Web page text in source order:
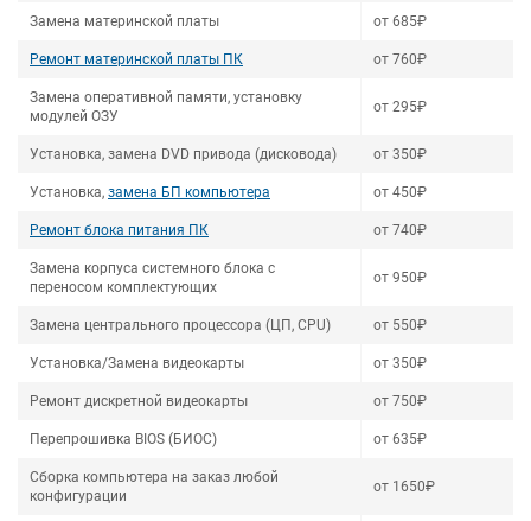
Замена материнской платы от 685₽
Ремонт материнской платы ПК от 760₽
Замена оперативной памяти, установку
модулей ОЗУ
от 295₽
Установка, замена DVD привода (дисковода) от 350₽
Установка, замена БП компьютера от 450₽
Ремонт блока питания ПК от 740₽
Замена корпуса системного блока с
переносом комплектующих
от 950₽
Замена центрального процессора (ЦП, CPU) от 550₽
Установка/Замена видеокарты от 350₽
Ремонт дискретной видеокарты от 750₽
Перепрошивка BIOS (БИОС) от 635₽
Сборка компьютера на заказ любой
конфигурации
от 1650₽